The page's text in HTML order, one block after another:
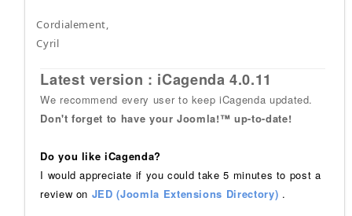
Cordialement,
Cyril
Latest version : iCagenda 4.0.11
We recommend every user to keep iCagenda updated.
Don't forget to have your Joomla!™ up-to-date!
Do you like iCagenda?
I would appreciate if you could take 5 minutes to post a
review on JED (Joomla Extensions Directory) .